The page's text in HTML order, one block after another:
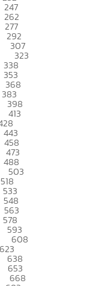
247
262
277
292
307
323
338
353
368
383
398
413
443
458
473
488
503
518
533
548
563
578
593
608
623
638
653
668